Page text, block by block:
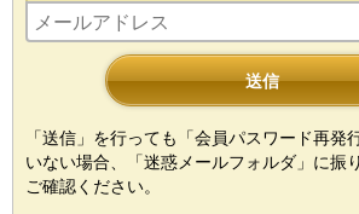
送信
「送信」を行っても「会員パスワード再発
いない場合、「迷惑メールフォルダ」に振
ご確認ください。